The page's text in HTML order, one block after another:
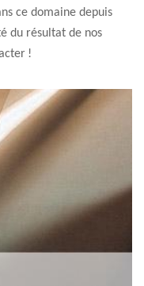
ce domaine depuis
du résultat de nos
!